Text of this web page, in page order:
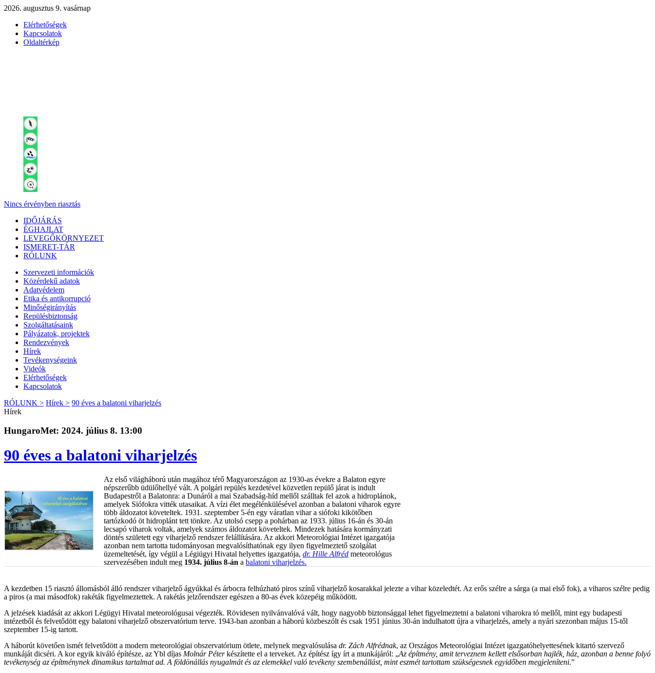
2026. augusztus 9. vasárnap
Elérhetőségek
Kapcsolatok
Oldaltérkép
Nincs érvényben riasztás
IDŐJÁRÁS
ÉGHAJLAT
LEVEGŐKÖRNYEZET
ISMERET-TÁR
RÓLUNK
Szervezeti információk
Közérdekű adatok
Adatvédelem
Etika és antikorrupció
Minőségirányítás
Repülésbiztonság
Szolgáltatásaink
Pályázatok, projektek
Rendezvények
Hírek
Tevékenységeink
Videók
Elérhetőségek
Kapcsolatok
RÓLUNK > Hírek > 90 éves a balatoni viharjelzés
Hírek
HungaroMet: 2024. július 8. 13:00
90 éves a balatoni viharjelzés
Az első világháború után magához térő Magyarországon az 1930-as évekre a Balaton egyre
népszerűbb üdülőhellyé vált. A polgári repülés kezdetével közvetlen repülő járat is indult
Budapestről a Balatonra: a Dunáról a mai Szabadság-híd mellől szálltak fel azok a hidroplánok,
amelyek Siófokra vitték utasaikat. A vízi élet megélénkülésével azonban a balatoni viharok egyre
több áldozatot követeltek. 1931. szeptember 5-én egy váratlan vihar a siófoki kikötőben
tartózkodó öt hidroplánt tett tönkre. Az utolsó csepp a pohárban az 1933. július 16-án és 30-án
lecsapó viharok voltak, amelyek számos áldozatot követeltek. Mindezek hatására kormányzati
döntés született egy viharjelző rendszer felállítására. Az akkori Meteorológiai Intézet igazgatója
azonban nem tartotta tudományosan megvalósíthatónak egy ilyen figyelmeztető szolgálat
üzemeltetését, így végül a Légiügyi Hivatal helyettes igazgatója, dr. Hille Alfréd meteorológus
szervezésében indult meg 1934. július 8-án a balatoni viharjelzés.
A kezdetben 15 riasztó állomásból álló rendszer viharjelző ágyúkkal és árbocra felhúzható piros színű viharjelző kosarakkal jelezte a vihar közeledtét. Az erős szélre a sárga (a mai első fok), a viharos szélre pedig
a piros (a mai másodfok) rakéták figyelmeztettek. A rakétás jelzőrendszer egészen a 80-as évek közepéig működött.
A jelzések kiadását az akkori Légügyi Hivatal meteorológusai végezték. Rövidesen nyilvánvalóvá vált, hogy nagyobb biztonsággal lehet figyelmeztetni a balatoni viharokra tó mellől, mint egy budapesti
intézetből és felvetődött egy balatoni viharjelző obszervatórium terve. 1943-ban azonban a háború közbeszólt és csak 1951 június 30-án indulhatott újra a viharjelzés, amely a nyári szezonban május 15-től
szeptember 15-ig tartott.
A háborút követően ismét felvetődött a modern meteorológiai obszervatórium ötlete, melynek megvalósulása dr. Zách Alfrédnak, az Országos Meteorológiai Intézet igazgatóhelyettesének kitartó szervező
munkáját dicséri. A kor egyik kiváló építésze, az Ybl díjas Molnár Péterkészítette el a terveket. Az építész így írt a munkájáról: „Az építmény, amit terveznem kellett elsősorban hajlék, ház, azonban a benne folyó
tevékenység az építménynek dinamikus tartalmat ad. A földönállás nyugalmát és az elemekkel való tevékeny szembenállást, mint eszmét tartottam szükségesnek egyidőben megjeleníteni.”